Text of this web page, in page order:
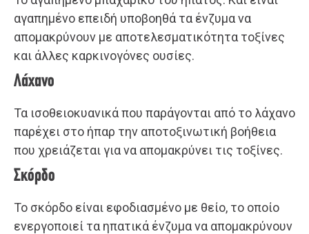
αγαπημένο επειδή υποβοηθά τα ένζυμα να
απομακρύνουν με αποτελεσματικότητα τοξίνες
και άλλες καρκινογόνες ουσίες.
Λάχανο
Τα ισοθειοκυανικά που παράγονται από το λάχανο
παρέχει στο ήπαρ την αποτοξινωτική βοήθεια
που χρειάζεται για να απομακρύνει τις τοξίνες.
Σκόρδο
Το σκόρδο είναι εφοδιασμένο με θείο, το οποίο
ενεργοποιεί τα ηπατικά ένζυμα να απομακρύνουν